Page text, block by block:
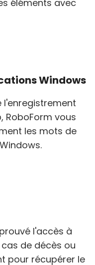
éléments avec
Windows
l'enregistrement
RoboForm vous
les mots de
l'accès à
de décès ou
pour récupérer le